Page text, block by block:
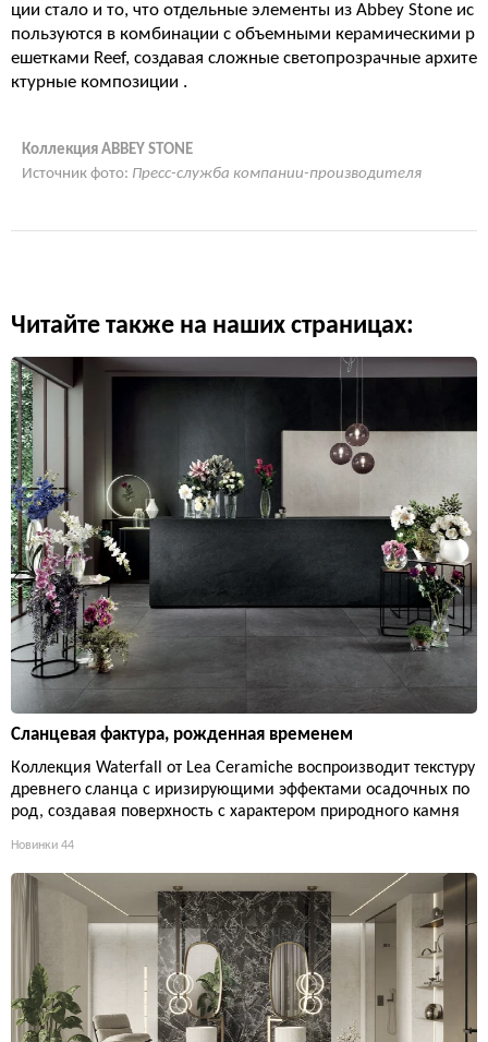
ции стало и то, что отдельные элементы из Abbey Stone ис
пользуются в комбинации с объемными керамическими р
ешетками Reef, создавая сложные светопрозрачные архите
ктурные композиции .
Коллекция ABBEY STONE
Источник фото: Пресс-служба компании-производителя
Читайте также на наших страницах:
Сланцевая фактура, рожденная временем
Коллекция Waterfall от Lea Ceramiche воспроизводит текстуру
древнего сланца с иризирующими эффектами осадочных по
род, создавая поверхность с характером природного камня
Новинки 44